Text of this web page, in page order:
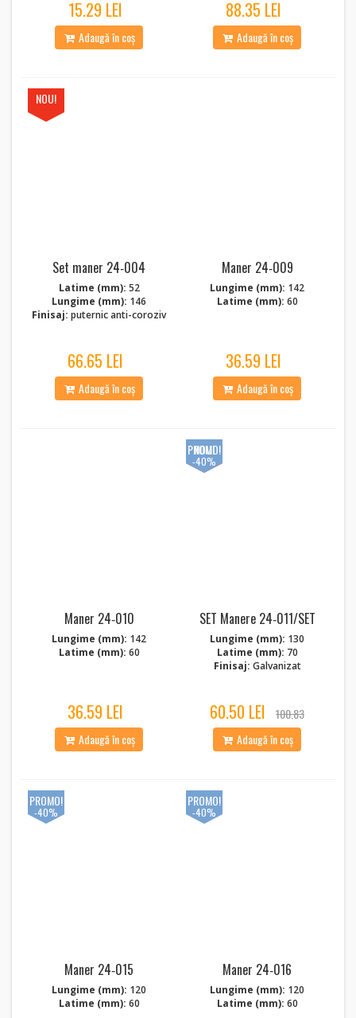
15.29 LEI
Adaugă în coș
88.35 LEI
Adaugă în coș
Set maner 24‑004
Latime (mm): 52
Lungime (mm): 146
Finisaj: puternic anti-coroziv
66.65 LEI
Adaugă în coș
NOU!
Maner 24‑009
Lungime (mm): 142
Latime (mm): 60
36.59 LEI
Adaugă în coș
Maner 24‑010
Lungime (mm): 142
Latime (mm): 60
36.59 LEI
Adaugă în coș
SET Manere 24‑011/SET
Lungime (mm): 130
Latime (mm): 70
Finisaj: Galvanizat
60.50 LEI
100.83
Adaugă în coș
NOU!
PROMO!
-40%
Maner 24‑015
Lungime (mm): 120
Latime (mm): 60
PROMO!
-40%
Maner 24‑016
Lungime (mm): 120
Latime (mm): 60
PROMO!
-40%